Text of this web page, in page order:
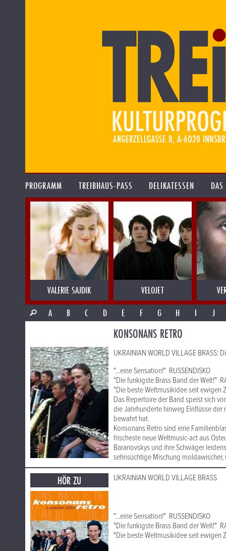
PROGRAMM TREIBHAUS-PASS DELIKATESSEN
VALERIE SAJDIK VELOJET
A
B C D E F G H I J
KONSONANS RETRO
UKRAINIAN WORLD VILLAGE
"...eine Sensation!" RUSSENDISKO
"Die funkigste Brass Band der Welt!"
"Die beste Weltmusikidee seit ewigen
Das Repertoire der Band speist sich
die Jahrhunderte hinweg Einflüsse
bewahrt hat.
Konsonans Retro sind eine
frischeste neue Weltmusic-act aus
Baranovskys und ihre Schwäger
sehnsüchtige Mischung
HÖR ZU UKRAINIAN WORLD VILLAGE BRASS
"...eine Sensation!" RUSSENDISKO
"Die funkigste Brass Band der Welt!"
"Die beste Weltmusikidee seit ewigen